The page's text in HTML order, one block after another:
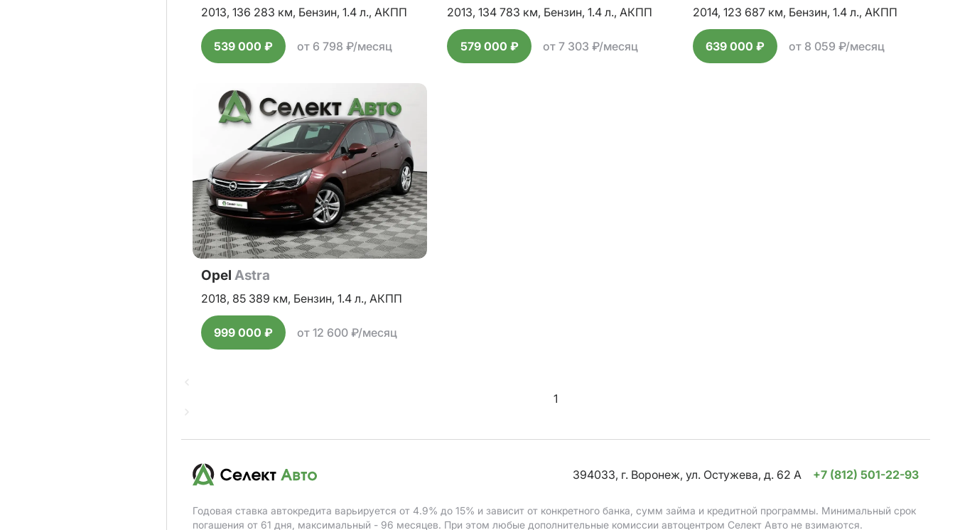
2013, 136 283 км, Бензин, 1.4 л., АКПП
539 000 ₽ от 6 798 ₽/месяц
2013, 134 783 км, Бензин, 1.4 л., АКПП
579 000 ₽ от 7 303 ₽/месяц
2014, 123 687 км, Бензин, 1.4 л., АКПП
639 000 ₽ от 8 059 ₽/месяц
Opel Astra
2018, 85 389 км, Бензин, 1.4 л., АКПП
999 000 ₽ от 12 600 ₽/месяц
1
394033, г. Воронеж, ул. Остужева, д. 62 А +7 (812) 501-22-93
Годовая ставка автокредита варьируется от 4.9% до 15% и зависит от конкретного банка, сумм займа и кредитной программы. Минимальный срок
погашения от 61 дня, максимальный - 96 месяцев. При этом любые дополнительные комиссии автоцентром Селект Авто не взимаются.